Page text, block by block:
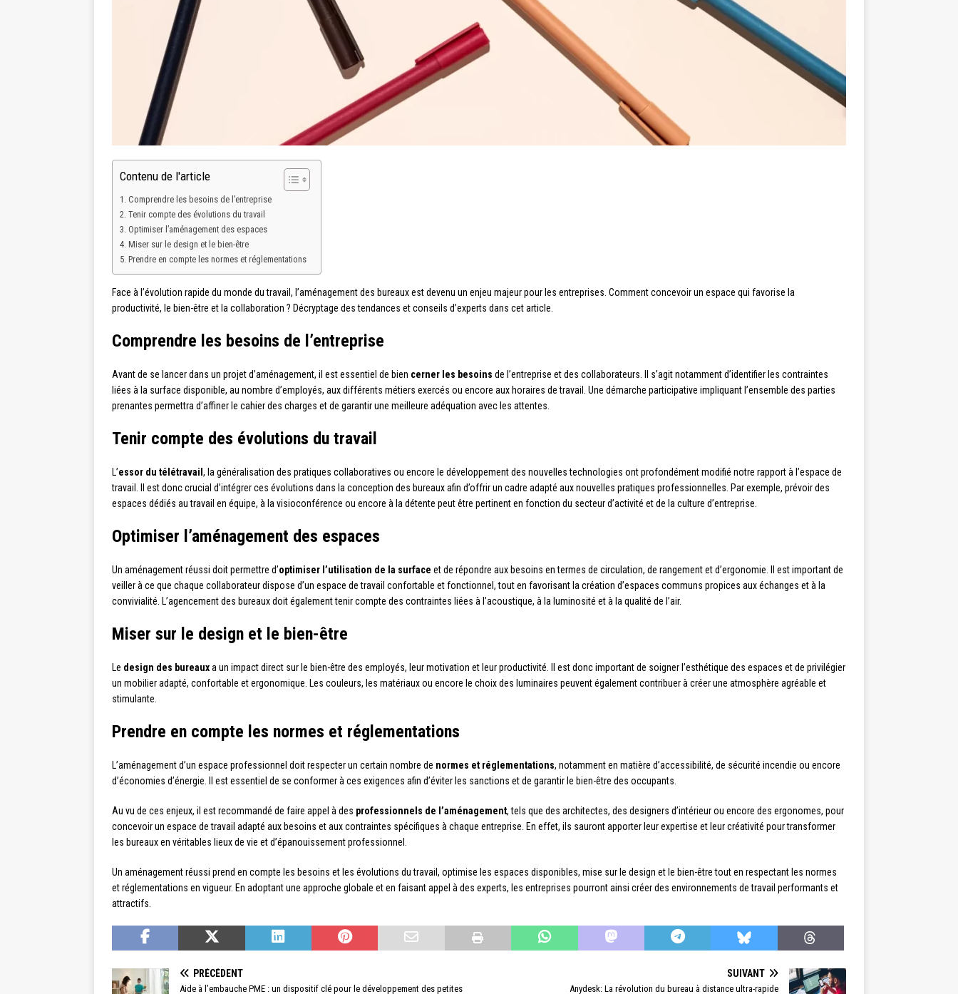
Contenu de l'article
Comprendre les besoins de l’entreprise
Tenir compte des évolutions du travail
Optimiser l’aménagement des espaces
Miser sur le design et le bien-être
Prendre en compte les normes et réglementations
Face à l’évolution rapide du monde du travail, l’aménagement des bureaux est devenu un enjeu majeur pour les entreprises. Comment concevoir un espace qui favorise la
productivité, le bien-être et la collaboration ? Décryptage des tendances et conseils d’experts dans cet article.
Comprendre les besoins de l’entreprise
Avant de se lancer dans un projet d’aménagement, il est essentiel de bien cerner les besoins de l’entreprise et des collaborateurs. Il s’agit notamment d’identifier les contraintes
liées à la surface disponible, au nombre d’employés, aux différents métiers exercés ou encore aux horaires de travail. Une démarche participative impliquant l’ensemble des parties
prenantes permettra d’affiner le cahier des charges et de garantir une meilleure adéquation avec les attentes.
Tenir compte des évolutions du travail
L’essor du télétravail , la généralisation des pratiques collaboratives ou encore le développement des nouvelles technologies ont profondément modifié notre rapport à l’espace de
travail. Il est donc crucial d’intégrer ces évolutions dans la conception des bureaux afin d’offrir un cadre adapté aux nouvelles pratiques professionnelles. Par exemple, prévoir des
espaces dédiés au travail en équipe, à la visioconférence ou encore à la détente peut être pertinent en fonction du secteur d’activité et de la culture d’entreprise.
Optimiser l’aménagement des espaces
Un aménagement réussi doit permettre d’optimiser l’utilisation de la surface et de répondre aux besoins en termes de circulation, de rangement et d’ergonomie. Il est important de
veiller à ce que chaque collaborateur dispose d’un espace de travail confortable et fonctionnel, tout en favorisant la création d’espaces communs propices aux échanges et à la
convivialité. L’agencement des bureaux doit également tenir compte des contraintes liées à l’acoustique, à la luminosité et à la qualité de l’air.
Miser sur le design et le bien-être
Le design des bureauxa un impact direct sur le bien-être des employés, leur motivation et leur productivité. Il est donc important de soigner l’esthétique des espaces et de privilégier
un mobilier adapté, confortable et ergonomique. Les couleurs, les matériaux ou encore le choix des luminaires peuvent également contribuer à créer une atmosphère agréable et
stimulante.
Prendre en compte les normes et réglementations
L’aménagement d’un espace professionnel doit respecter un certain nombre de normes et réglementations, notamment en matière d’accessibilité, de sécurité incendie ou encore
d’économies d’énergie. Il est essentiel de se conformer à ces exigences afin d’éviter les sanctions et de garantir le bien-être des occupants.
Au vu de ces enjeux, il est recommandé de faire appel à des professionnels de l’aménagement, tels que des architectes, des designers d’intérieur ou encore des ergonomes, pour
concevoir un espace de travail adapté aux besoins et aux contraintes spécifiques à chaque entreprise. En effet, ils sauront apporter leur expertise et leur créativité pour transformer
les bureaux en véritables lieux de vie et d’épanouissement professionnel.
Un aménagement réussi prend en compte les besoins et les évolutions du travail, optimise les espaces disponibles, mise sur le design et le bien-être tout en respectant les normes
et réglementations en vigueur. En adoptant une approche globale et en faisant appel à des experts, les entreprises pourront ainsi créer des environnements de travail performants et
attractifs.
PRÉCÉDENT
Aide à l’embauche PME : un dispositif clé pour le développement des petites
SUIVANT
Anydesk: La révolution du bureau à distance ultra-rapide